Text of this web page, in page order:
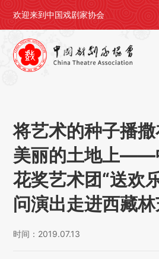
欢迎来到中国戏剧家协会
首页
剧协公告
戏剧活动
会员中心
将艺术的种子播
美丽的土地上——
花奖艺术团“送欢
问演出走进西藏
时间：2019.07.13